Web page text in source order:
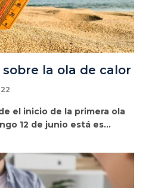
la ola de calor
el inicio de la primera ola
12 de junio está es…